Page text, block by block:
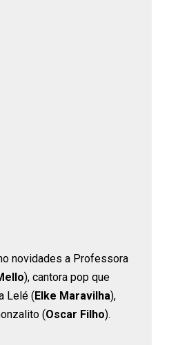
novidades a Professora
), cantora pop que
Lelé (Elke Maravilha),
(Oscar Filho).